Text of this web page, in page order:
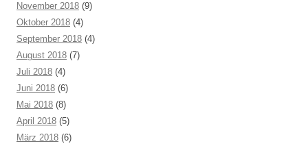
November 2018 (9)
Oktober 2018 (4)
September 2018 (4)
August 2018 (7)
Juli 2018 (4)
Juni 2018 (6)
Mai 2018 (8)
April 2018 (5)
März 2018 (6)